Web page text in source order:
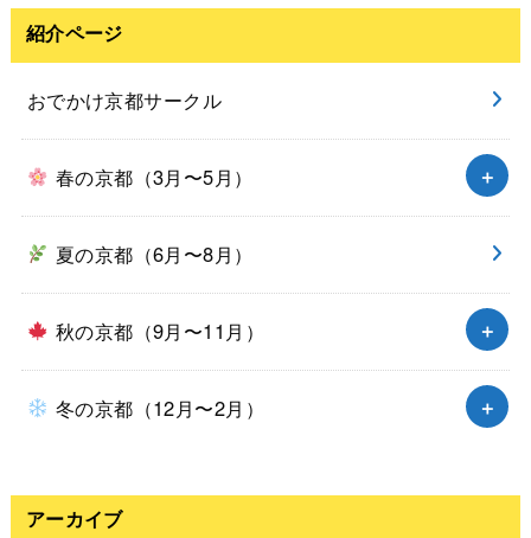
紹介ページ
おでかけ京都サークル
春の京都（3月〜5月）
夏の京都（6月〜8月）
秋の京都（9月〜11月）
冬の京都（12月〜2月）
アーカイブ